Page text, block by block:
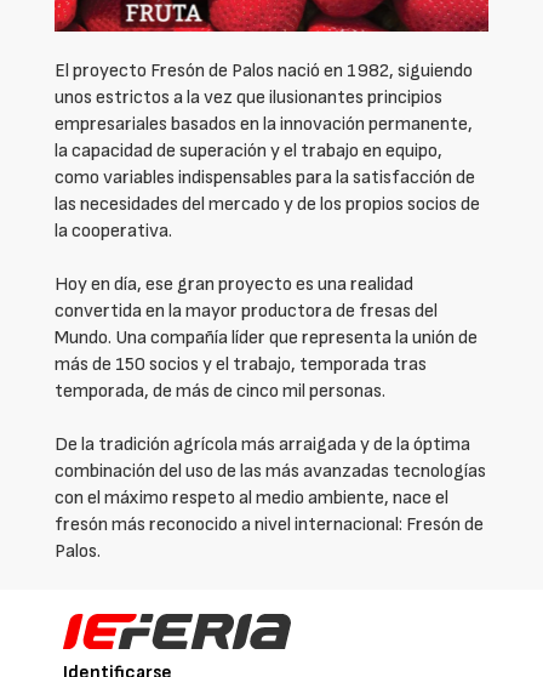
El proyecto Fresón de Palos nació en 1982, siguiendo
unos estrictos a la vez que ilusionantes principios
empresariales basados en la innovación permanente,
la capacidad de superación y el trabajo en equipo,
como variables indispensables para la satisfacción de
las necesidades del mercado y de los propios socios de
la cooperativa.
Hoy en día, ese gran proyecto es una realidad
convertida en la mayor productora de fresas del
Mundo. Una compañía líder que representa la unión de
más de 150 socios y el trabajo, temporada tras
temporada, de más de cinco mil personas.
De la tradición agrícola más arraigada y de la óptima
combinación del uso de las más avanzadas tecnologías
con el máximo respeto al medio ambiente, nace el
fresón más reconocido a nivel internacional: Fresón de
Palos.